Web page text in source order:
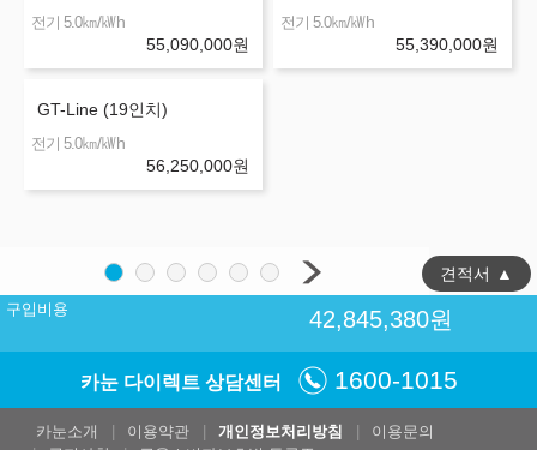
전기 5.0㎞/㎾h
55,090,000원
전기 5.0㎞/㎾h
55,390,000원
GT-Line (19인치)
전기 5.0㎞/㎾h
56,250,000원
구입비용 42,845,380원
견적서 ▲
카눈 다이렉트 상담센터 1600-1015
카눈소개 이용약관 개인정보처리방침
이용문의